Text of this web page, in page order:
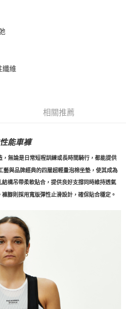
以上)免運費
以上)免運費
含以上)免運費
纖維
相關推薦
能車褲
無論是日常短程訓練或長時間騎行，都能提供
藝與品牌經典的四層超輕量泡棉坐墊，使其成為
構吊帶柔軟貼合，提供良好支撐同時維持透氣
腳則採用寬版彈性止滑設計，確保貼合穩定。